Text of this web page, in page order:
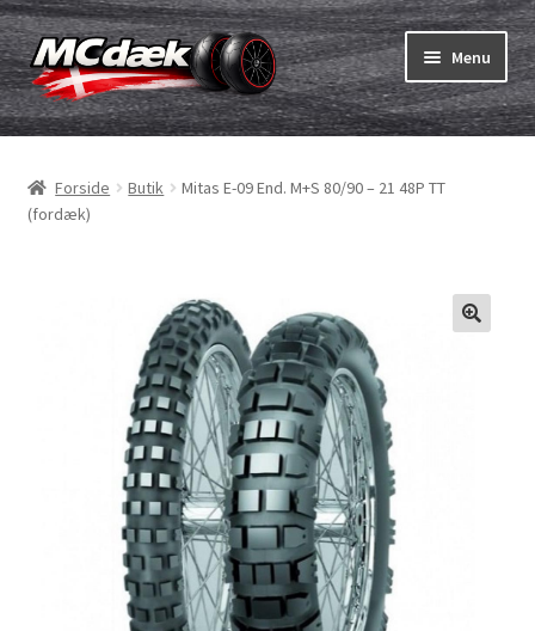
Spring
til
navigation
Spring
til
indhold
Menu
Dæk
Udfold
Slanger & fælgband
Udfold
Forside Butik
Mitas E-09 End. M+S 80/90 – 21 48P TT
(fordæk)